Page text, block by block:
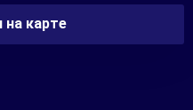
на карте